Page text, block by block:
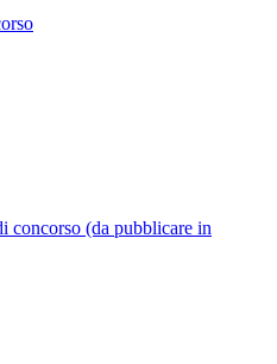
concorso (da pubblicare in